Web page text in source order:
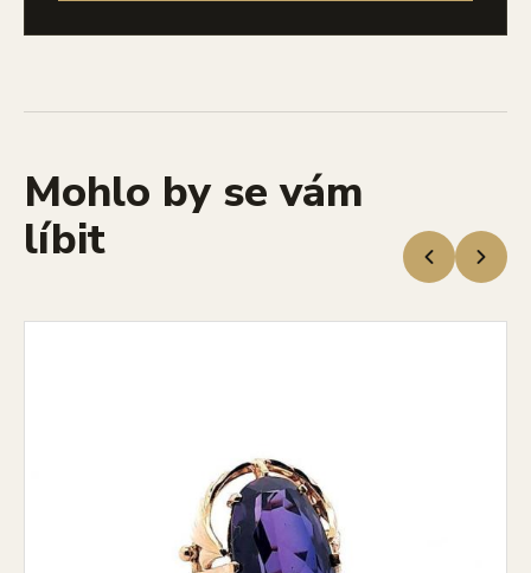
Mohlo by se vám
líbit